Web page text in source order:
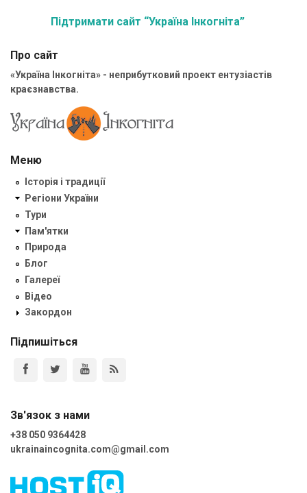
Підтримати сайт “Україна Інкогніта”
Про сайт
«Україна Інкогніта» - неприбутковий проект ентузіастів
краєзнавства.
Меню
Історія і традиції
Регіони України
Тури
Пам'ятки
Природа
Блог
Галереї
Відео
Закордон
Підпишіться
Зв'язок з нами
+38 050 9364428
ukrainaincognita.com@gmail.com